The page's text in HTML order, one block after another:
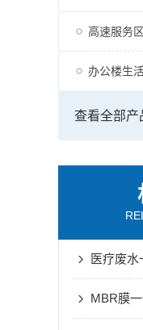
高速服务
办公楼生
查看全部产